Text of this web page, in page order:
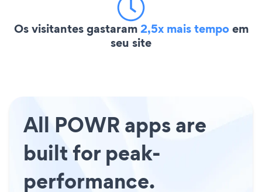
Os visitantes gastaram2,5x mais tempoem
seu site
All POWR apps are
built for peak-
performance.